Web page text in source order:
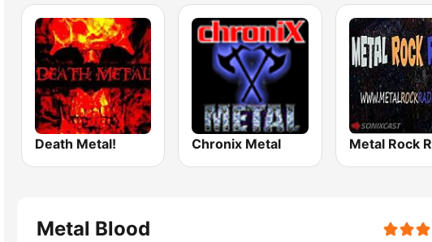
Death Metal! Chronix Metal Metal Rock
Metal Blood